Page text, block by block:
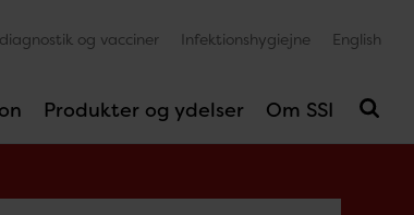
Produkter og ydelser Om SSI
og vacciner Infektionshygiejne English